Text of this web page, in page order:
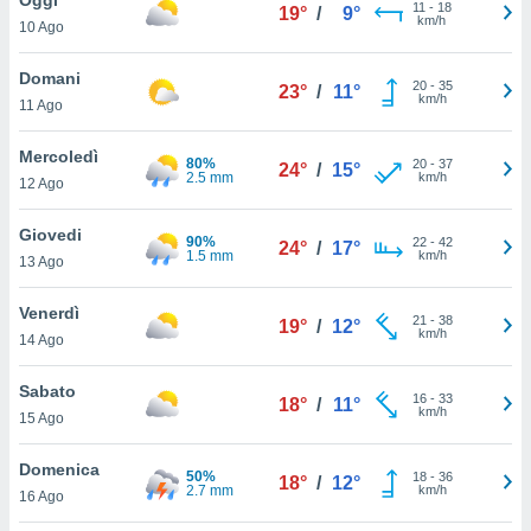
è
al sito
di
ci
di
il
un
la
nella
10 Ago
19° / 9° 11 - 18
km/h
Domani
11 Ago
23° / 11° 20- 35
km/h
Mercoledì
12 Ago
80%
2.5 mm
24° / 15° 20- 37
km/h
Giovedi
13 Ago
90%
1.5 mm
24° / 17° 22- 42
km/h
Venerdì
14 Ago
19° / 12° 21 - 38
km/h
Sabato
15 Ago
18° / 11° 16- 33
km/h
Domenica
16 Ago
50%
2.7 mm
18° / 12° 18- 36
km/h